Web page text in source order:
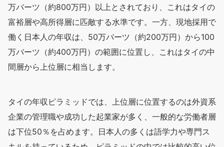
万バーツ（約800万円）以上とされており、これはタイの
富裕層や高所得層に匹敵する水準です。一方、現地採用で
働く日本人の年収は、50万バーツ（約200万円）から100
万バーツ（約400万円）の範囲に位置し、これはタイの中
間層から上位層に相当します。
タイの年収ピラミッドでは、上位層に位置するのは外資系
企業の管理職や成功した起業家が多く、一般的な労働者層
は下位50％を占めます。日本人の多くは語学力や専門ス